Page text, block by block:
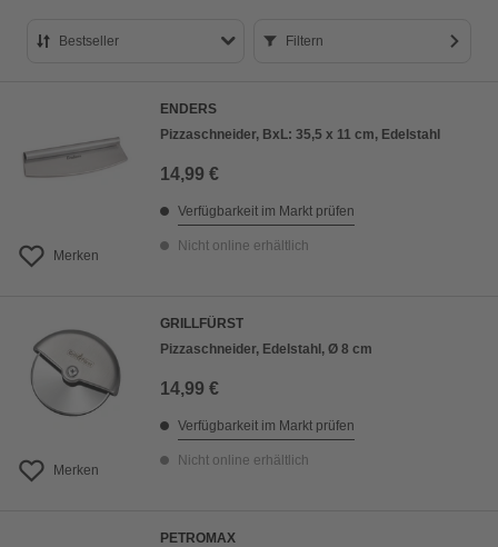
Bestseller
Preis aufsteigend
Preis absteigend
Filtern
Merken
ENDERS
Pizzaschneider, BxL: 35,5 x 11 cm, Edelstahl
14,99 €
Verfügbarkeit im Markt prüfen
Nicht online erhältlich
Merken
GRILLFÜRST
Pizzaschneider, Edelstahl, Ø 8 cm
14,99 €
Verfügbarkeit im Markt prüfen
Nicht online erhältlich
PETROMAX